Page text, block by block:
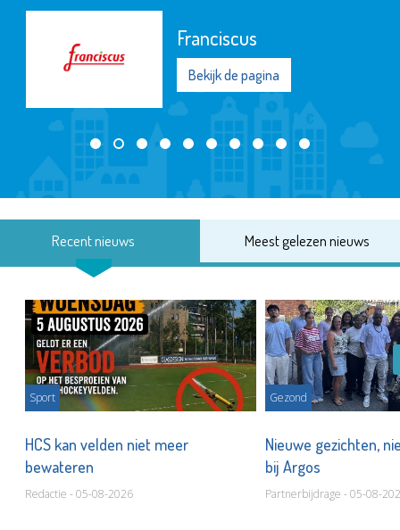
Franciscus
Bekijk de pagina
Recent nieuws Meest gelezen nieuws
Sport
HCS kan velden niet meer
bewateren
Redactie - 05-08-2026
Gezond
Nieuwe gezichten,
bij Argos
Partnerbijdrage - 05-08-